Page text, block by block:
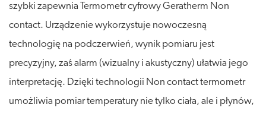
szybki zapewnia Termometr cyfrowy Geratherm Non
contact. Urządzenie wykorzystuje nowoczesną
technologię na podczerwień, wynik pomiaru jest
precyzyjny, zaś alarm (wizualny i akustyczny) ułatwia jego
interpretację. Dzięki technologii Non contact termometr
umożliwia pomiar temperatury nie tylko ciała, ale i płynów,